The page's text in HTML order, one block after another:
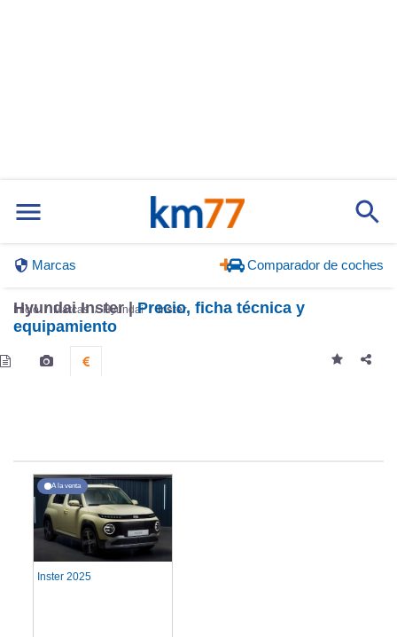
Marcas Comparador de coches
Inicio Marcas Hyundai Inster
Hyundai Inster |Precio, ficha técnica y
equipamiento
A la venta
Inster 2025